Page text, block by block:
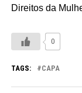
Direitos da
0
TAGS: CAPA